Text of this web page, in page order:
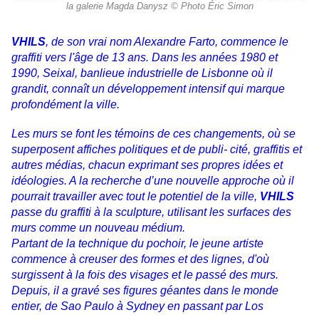
la galerie Magda Danysz © Photo Éric Simon
VHILS, de son vrai nom Alexandre Farto, commence le
graffiti vers l'âge de 13 ans. Dans les années 1980 et
1990, Seixal, banlieue industrielle de Lisbonne où il
grandit, connaît un développement intensif qui marque
profondément la ville.
Les murs se font les témoins de ces changements, où se
superposent affiches politiques et de publi- cité, graffitis et
autres médias, chacun exprimant ses propres idées et
idéologies. A la recherche d’une nouvelle approche où il
pourrait travailler avec tout le potentiel de la ville, VHILS
passe du graffiti à la sculpture, utilisant les surfaces des
murs comme un nouveau médium.
Partant de la technique du pochoir, le jeune artiste
commence à creuser des formes et des lignes, d'où
surgissent à la fois des visages et le passé des murs.
Depuis, il a gravé ses figures géantes dans le monde
entier, de Sao Paulo à Sydney en passant par Los